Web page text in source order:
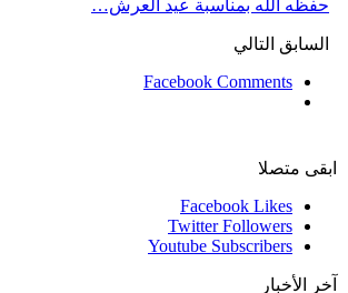
حفظه الله بمناسبة عيد العرش…
السابق التالي
Facebook Comments
ابقى متصلا
Facebook Likes
Twitter Followers
Youtube Subscribers
آخر الأخبار